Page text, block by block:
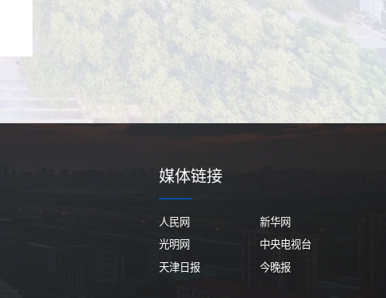
媒体链接
人民网
新华网
光明网
中央电视台
天津日报
今晚报